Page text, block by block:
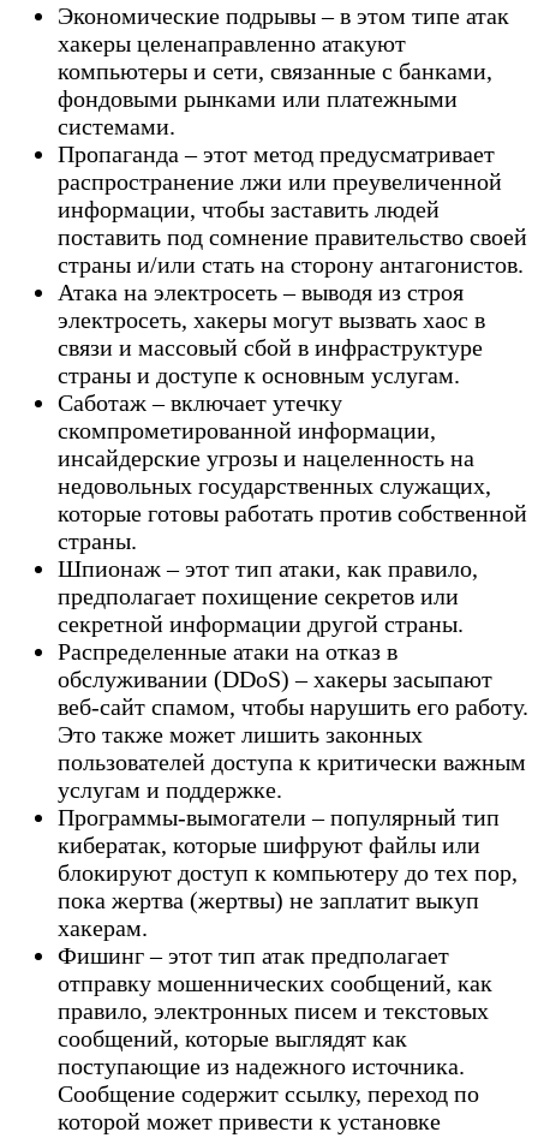
Экономические подрывы – в этом типе атак
хакеры целенаправленно атакуют
компьютеры и сети, связанные с банками,
фондовыми рынками или платежными
системами.
Пропаганда – этот метод предусматривает
распространение лжи или преувеличенной
информации, чтобы заставить людей
поставить под сомнение правительство своей
страны и/или стать на сторону антагонистов.
Атака на электросеть – выводя из строя
электросеть, хакеры могут вызвать хаос в
связи и массовый сбой в инфраструктуре
страны и доступе к основным услугам.
Саботаж – включает утечку
скомпрометированной информации,
инсайдерские угрозы и нацеленность на
недовольных государственных служащих,
которые готовы работать против собственной
страны.
Шпионаж – этот тип атаки, как правило,
предполагает похищение секретов или
секретной информации другой страны.
Распределенные атаки на отказ в
обслуживании (DDoS) – хакеры засыпают
веб-сайт спамом, чтобы нарушить его работу.
Это также может лишить законных
пользователей доступа к критически важным
услугам и поддержке.
Программы-вымогатели – популярный тип
кибератак, которые шифруют файлы или
блокируют доступ к компьютеру до тех пор,
пока жертва (жертвы) не заплатит выкуп
хакерам.
Фишинг – этот тип атак предполагает
отправку мошеннических сообщений, как
правило, электронных писем и текстовых
сообщений, которые выглядят как
поступающие из надежного источника.
Сообщение содержит ссылку, переход по
которой может привести к установке